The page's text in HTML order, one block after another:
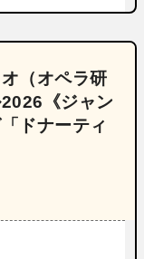
（オペラ研
《ジャン
ドナーティ